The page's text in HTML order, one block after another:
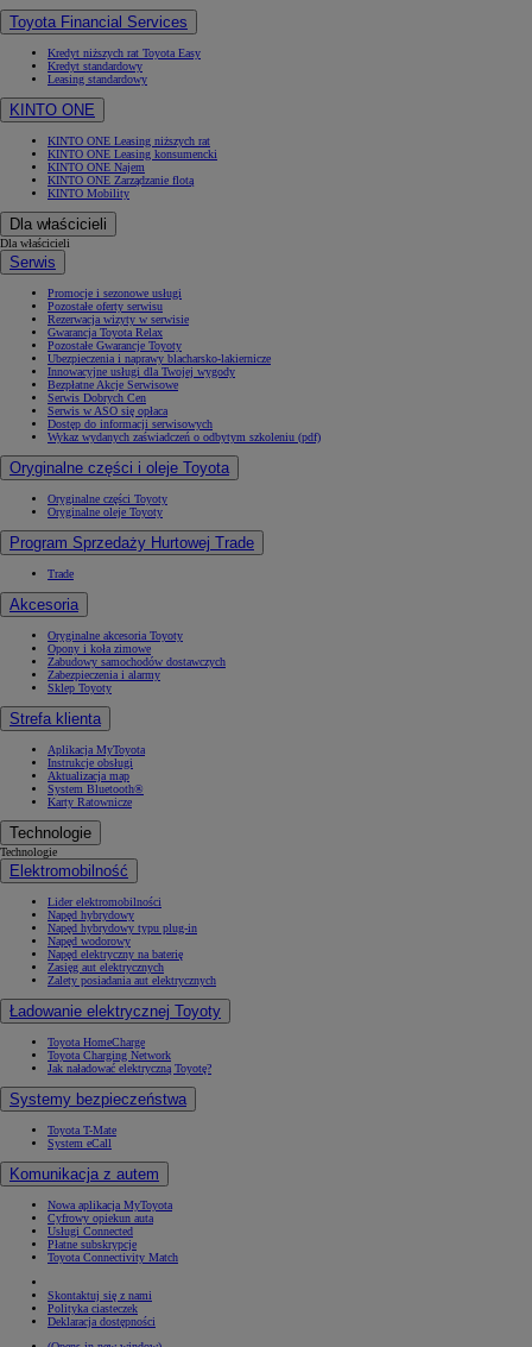
Toyota Financial Services
Kredyt niższych rat Toyota Easy
Kredyt standardowy
Leasing standardowy
KINTO ONE
KINTO ONE Leasing niższych rat
KINTO ONE Leasing konsumencki
KINTO ONE Najem
KINTO ONE Zarządzanie flotą
KINTO Mobility
Dla właścicieli
Dla właścicieli
Serwis
Promocje i sezonowe usługi
Pozostałe oferty serwisu
Rezerwacja wizyty w serwisie
Gwarancja Toyota Relax
Pozostałe Gwarancje Toyoty
Ubezpieczenia i naprawy blacharsko-lakiernicze
Innowacyjne usługi dla Twojej wygody
Bezpłatne Akcje Serwisowe
Serwis Dobrych Cen
Serwis w ASO się opłaca
Dostęp do informacji serwisowych
Wykaz wydanych zaświadczeń o odbytym szkoleniu (pdf)
Oryginalne części i oleje Toyota
Oryginalne części Toyoty
Oryginalne oleje Toyoty
Program Sprzedaży Hurtowej Trade
Trade
Akcesoria
Oryginalne akcesoria Toyoty
Opony i koła zimowe
Zabudowy samochodów dostawczych
Zabezpieczenia i alarmy
Sklep Toyoty
Strefa klienta
Aplikacja MyToyota
Instrukcje obsługi
Aktualizacja map
System Bluetooth®
Karty Ratownicze
Technologie
Technologie
Elektromobilność
Lider elektromobilności
Napęd hybrydowy
Napęd hybrydowy typu plug-in
Napęd wodorowy
Napęd elektryczny na baterię
Zasięg aut elektrycznych
Zalety posiadania aut elektrycznych
Ładowanie elektrycznej Toyoty
Toyota HomeCharge
Toyota Charging Network
Jak naładować elektryczną Toyotę?
Systemy bezpieczeństwa
Toyota T-Mate
System eCall
Komunikacja z autem
Nowa aplikacja MyToyota
Cyfrowy opiekun auta
Usługi Connected
Płatne subskrypcje
Toyota Connectivity Match
Skontaktuj się z nami
Polityka ciasteczek
Deklaracja dostępności